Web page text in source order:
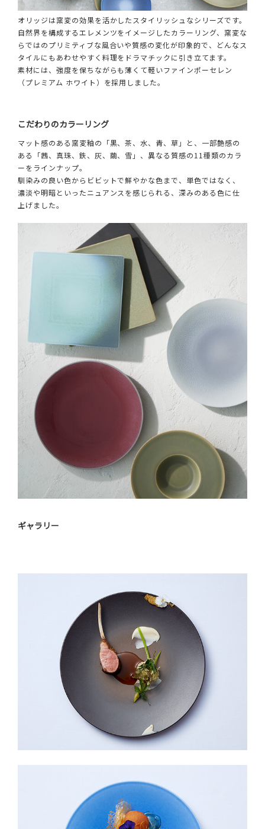
オリッジは窯変の効果を活かしたスタイリッシュなシリーズです。
自然界を構成するエレメンツをイメージしたカラーリング、窯変な
らではのプリミティブな風合いや質感の変化が印象的で、どんなス
タイルにもあわせやすく料理をドラマチックに引き立てます。
素材には、強度を保ちながらも薄くて軽いファインポーセレン
（プレミアム ホワイト）を採用しました。
こだわりのカラーリング
マット感のある窯変釉の「黒、茶、水、青、草」と、一部艶感の
ある「茜、真珠、鉄、灰、繭、雪」、異なる質感の11種類のカラ
ーをラインナップ。
馴染みの良い色からビビットで鮮やかな色まで、単色ではなく、
濃淡や明暗といったニュアンスを感じられる、深みのある色に仕
上げました。
ギャラリー